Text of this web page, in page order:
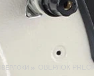
ОВЕРЛОКИ ОВЕРЛОК